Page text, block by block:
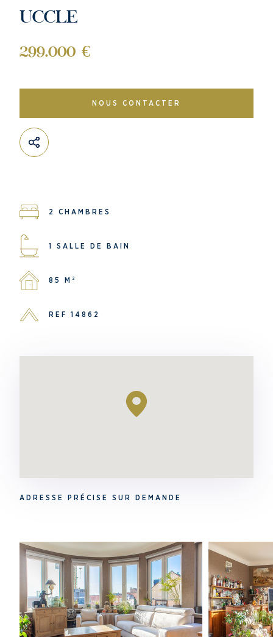
UCCLE
299.000 €
NOUS CONTACTER
2 CHAMBRES
1 SALLE DE BAIN
85 M²
REF 14862
ADRESSE PRÉCISE SUR DEMANDE